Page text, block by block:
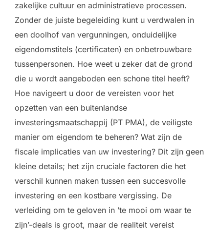
zakelijke cultuur en administratieve processen.
Zonder de juiste begeleiding kunt u verdwalen in
een doolhof van vergunningen, onduidelijke
eigendomstitels (certificaten) en onbetrouwbare
tussenpersonen. Hoe weet u zeker dat de grond
die u wordt aangeboden een schone titel heeft?
Hoe navigeert u door de vereisten voor het
opzetten van een buitenlandse
investeringsmaatschappij (PT PMA), de veiligste
manier om eigendom te beheren? Wat zijn de
fiscale implicaties van uw investering? Dit zijn geen
kleine details; het zijn cruciale factoren die het
verschil kunnen maken tussen een succesvolle
investering en een kostbare vergissing. De
verleiding om te geloven in ’te mooi om waar te
zijn’-deals is groot, maar de realiteit vereist